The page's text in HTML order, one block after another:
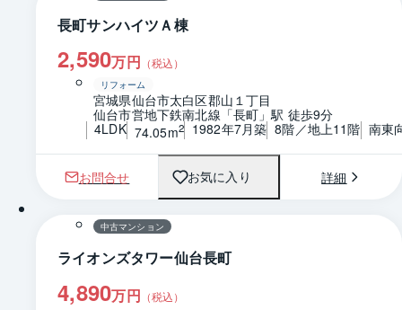
長町サンハイツＡ棟
2,590万円 （税込）
リフォーム
宮城県仙台市太白区郡山１丁目
仙台市営地下鉄南北線「長町」駅 徒歩9分
4LDK 74.05m2 1982年7月築 8階／地上11階 南東
お問合せ お気に入り 詳細
1 / 0 間取り
中古マンション
ライオンズタワー仙台長町
4,890万円 （税込）